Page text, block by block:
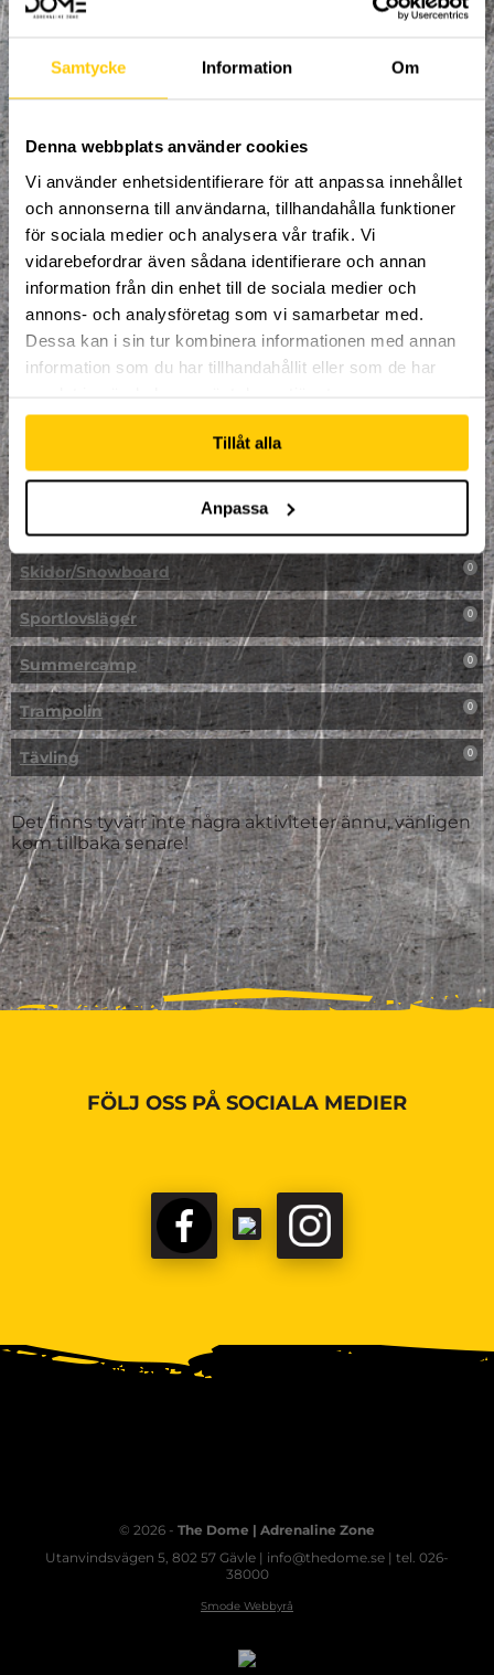
Samtycke Information Om
Denna webbplats använder cookies
Vi använder enhetsidentifierare för att anpassa innehållet
och annonserna till användarna, tillhandahålla funktioner
för sociala medier och analysera vår trafik. Vi
vidarebefordrar även sådana identifierare och annan
information från din enhet till de sociala medier och
annons- och analysföretag som vi samarbetar med.
Dessa kan i sin tur kombinera informationen med annan
information som du har tillhandahållit eller som de har
Tillåt alla
Anpassa
Kampanj 0
Kickbike
Klättring
LAN
Multisport
Mässa
NPF-Träning
Påsklovsläger
Skidor/Snowboard 0
Sportlovsläger 0
Summercamp 0
Trampolin 0
Tävling 0
Det finns tyvärr inte några aktiviteter ännu, vänligen
kom tillbaka senare!
FÖLJ OSS PÅ SOCIALA MEDIER
© 2026 - The Dome | Adrenaline Zone
Utanvindsvägen 5, 802 57 Gävle | info@thedome.se | tel. 026-
38000
Smode Webbyrå